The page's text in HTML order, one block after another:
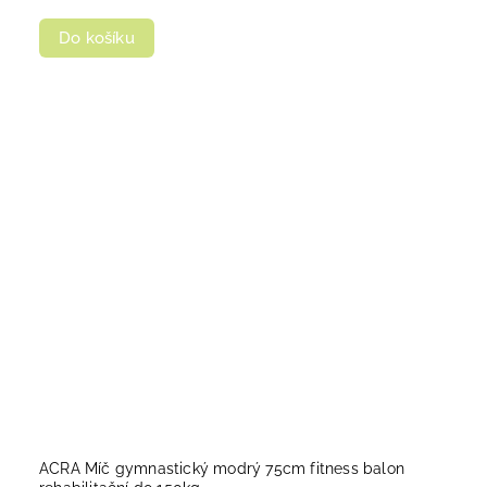
Do košíku
ACRA Míč gymnastický modrý 75cm fitness balon